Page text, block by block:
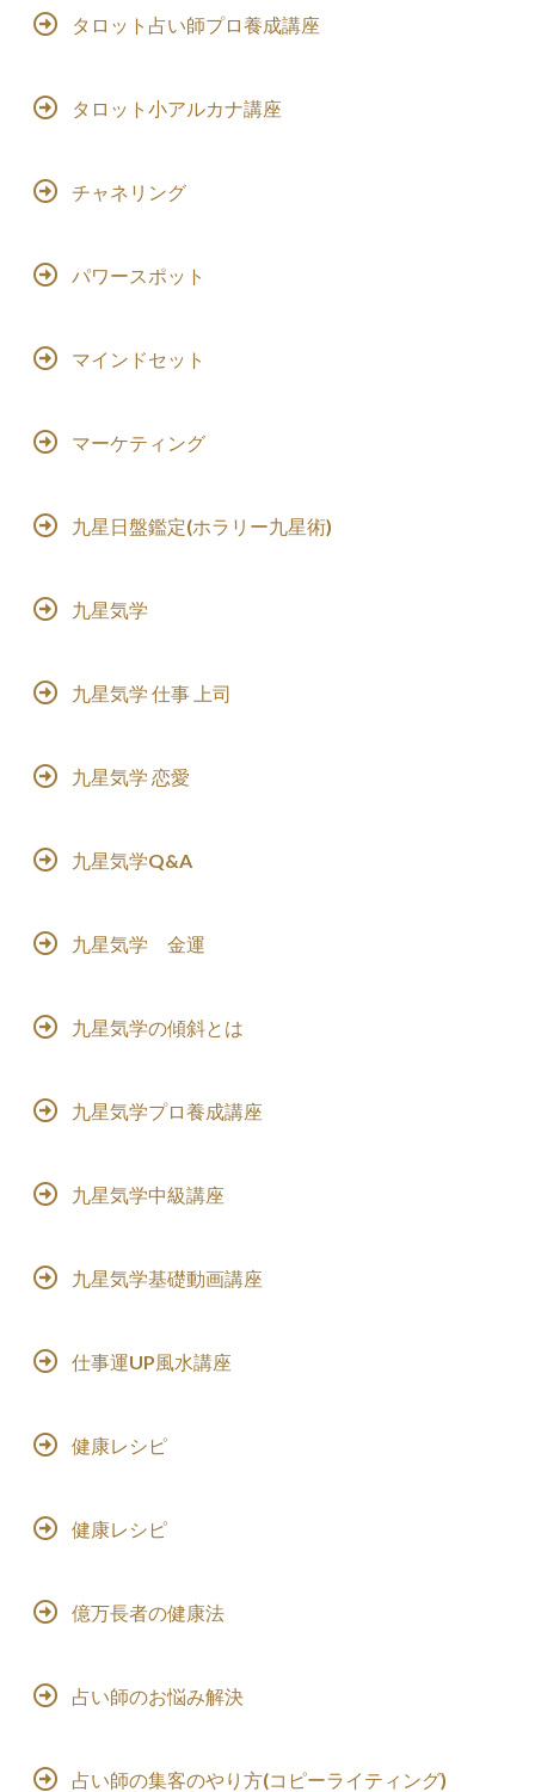
タロット占い師プロ養成講座
タロット小アルカナ講座
チャネリング
パワースポット
マインドセット
マーケティング
九星日盤鑑定(ホラリー九星術)
九星気学
九星気学 仕事 上司
九星気学 恋愛
九星気学Q&A
九星気学 金運
九星気学の傾斜とは
九星気学プロ養成講座
九星気学中級講座
九星気学基礎動画講座
仕事運UP風水講座
健康レシピ
健康レシピ
億万長者の健康法
占い師のお悩み解決
占い師の集客のやり方(コピーライティング)